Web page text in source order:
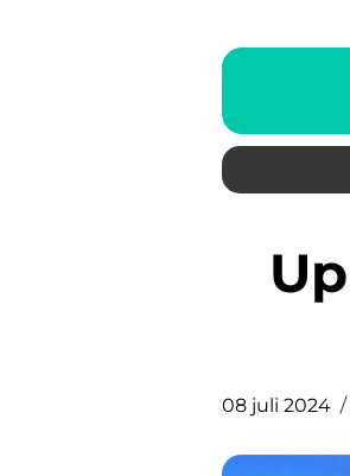
Upptäck Marstrandsön – en
08 juli 2024